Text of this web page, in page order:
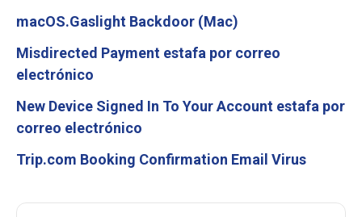
macOS.Gaslight Backdoor (Mac)
Misdirected Payment estafa por correo
electrónico
New Device Signed In To Your Account estafa por
correo electrónico
Trip.com Booking Confirmation Email Virus